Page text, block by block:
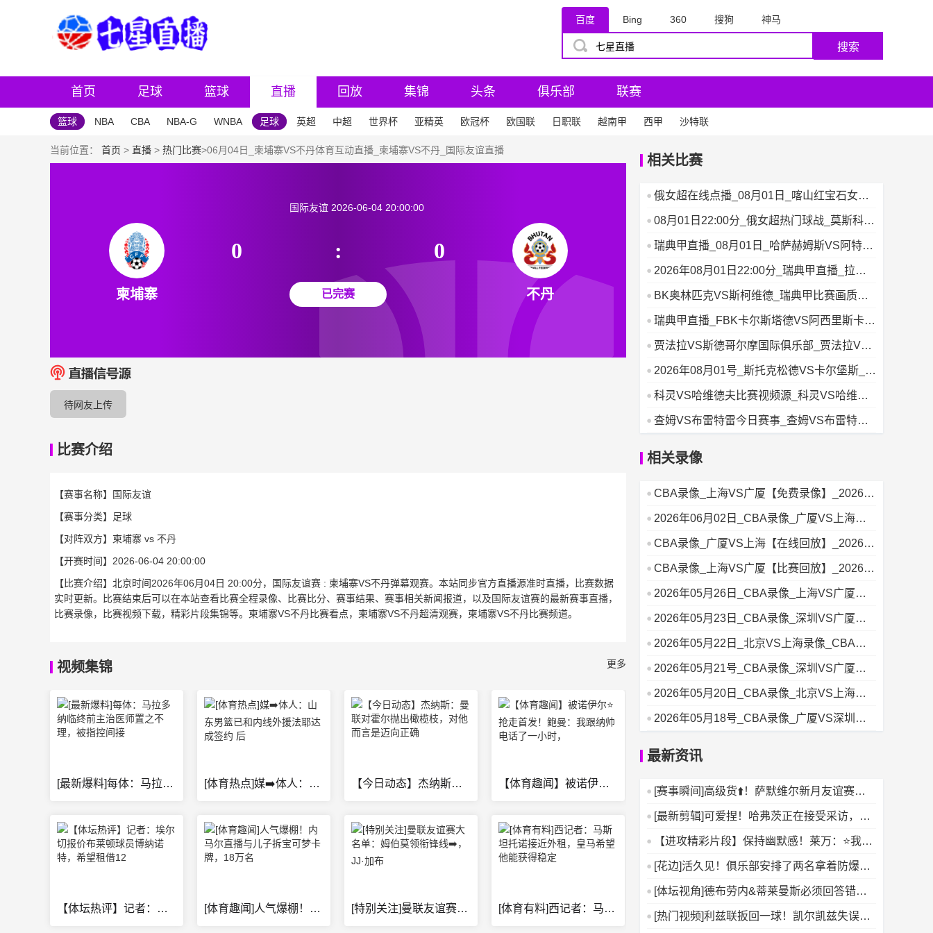
百度 Bing 360 搜狗 神马
搜索
首页 足球 篮球 直播 回放 集锦 头条 俱乐部 联赛
篮球 NBA CBA NBA-G WNBA 足球 英超 中超 世界杯 亚精英 欧冠杯 欧国联 日职联 越南甲 西甲 沙特联
当前位置： 首页 > 直播 > 热门比赛>06月04日_柬埔寨VS不丹体育互动直播_柬埔寨VS不丹_国际友谊直播
国际友谊 2026-06-04 20:00:00
柬埔寨
0 : 0
已完赛 不丹
待网友上传
比赛介绍
【赛事名称】 国际友谊
【赛事分类】
足球
【对阵双方】 柬埔寨 vs 不丹
【开赛时间】 2026-06-04 20:00:00
【比赛介绍】北京时间2026年06月04日 20:00分，国际友谊赛 : 柬埔寨VS不丹弹幕观赛。本站同步官方直播源准时直播，比赛数据
实时更新。比赛结束后可以在本站查看比赛全程录像、比赛比分、赛事结果、赛事相关新闻报道，以及国际友谊赛的最新赛事直播，
比赛录像，比赛视频下载，精彩片段集锦等。柬埔寨VS不丹比赛看点，柬埔寨VS不丹超清观赛，柬埔寨VS不丹比赛频道。
视频集锦 更多
[最新爆料]每体：马拉多纳临终前主治医师置之不理，被指控间接 [体育热点]媒➡️体人：山东男篮已和内线外援法耶达成签约 后 【今日动态】杰纳斯：曼联对霍尔抛出橄榄枝，对他而言是迈向正确 【体育趣闻】被诺伊尔⭐抢走首发！鲍曼：我跟纳帅电话了一小时，
【体坛热评】记者：埃尔切报价布莱顿球员博纳诺特，希望租借12 [体育趣闻]人气爆棚！内马尔直播与儿子拆宝可梦卡牌，18万名 [特别关注]曼联友谊赛大名单：姆伯莫领衔锋线➡️，JJ·加布 [体育有料]西记者：马斯坦托诺接近外租，皇马希望他能获得稳定
相关比赛
俄女超在线点播_08月01日_喀山红宝石女足
VS斯瓦达200
08月01日22:00分_俄女超热门球战_莫斯科斯
巴达女足V
瑞典甲直播_08月01日_哈萨赫姆斯VS阿特维
达堡_哈萨赫姆
2026年08月01日22:00分_瑞典甲直播_拉霍
尔姆斯
BK奥林匹克VS斯柯维德_瑞典甲比赛画质增
强版_08月01日
瑞典甲直播_FBK卡尔斯塔德VS阿西里斯卡
_FBK卡尔斯塔德
贾法拉VS斯德哥尔摩国际俱乐部_贾法拉VS
斯德哥尔摩国际俱乐
2026年08月01号_斯托克松德VS卡尔堡斯_斯
托克松德V
科灵VS哈维德夫比赛视频源_科灵VS哈维德
夫_2026年08
查姆VS布雷特雷今日赛事_查姆VS布雷特雷_
相关录像
CBA录像_上海VS广厦【免费录像】_2026年
06月05日
2026年06月02日_CBA录像_广厦VS上海
【高清回放】
CBA录像_广厦VS上海【在线回放】_2026年
05月31日
CBA录像_上海VS广厦【比赛回放】_2026年
05月28日
2026年05月26日_CBA录像_上海VS广厦
【赛事视频】
2026年05月23日_CBA录像_深圳VS广厦在
线回放
2026年05月22日_北京VS上海录像_CBA录
2026年05月21号_CBA录像_深圳VS广厦
【体育回放】
2026年05月20日_CBA录像_北京VS上海免
费回放
2026年05月18号_CBA录像_广厦VS深圳比
最新资讯
[赛事瞬间]高级货⬆️！萨默维尔新月友谊赛一
条龙过人戏耍防线
[最新剪辑]可爱捏！哈弗茨正在接受采访，约
克雷斯入画躲树后偷
【进攻精彩片段】保持幽默感！莱万：⭐我以
为得帽子戏法才能把球
[花边]活久见！俱乐部安排了两名拿着防爆盾
的保安保护帕雷德斯
[体坛视角]德布劳内&蒂莱曼斯必须回答错误
答案游戏：到底谁在
[热门视频]利兹联扳回一球！凯尔凯兹失误被